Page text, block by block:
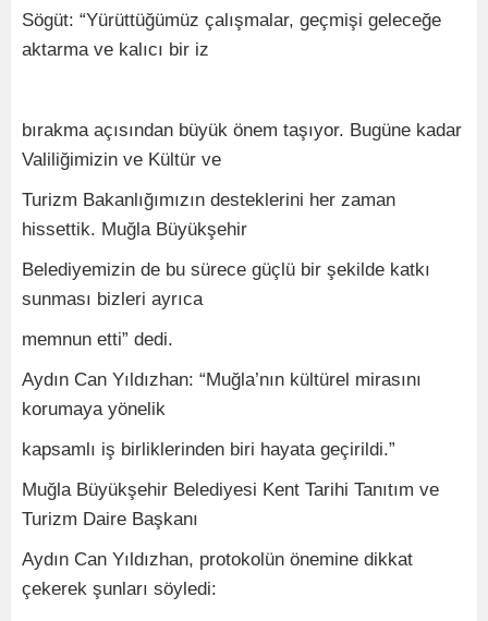
Sögüt: “Yürüttüğümüz çalışmalar, geçmişi geleceğe
aktarma ve kalıcı bir iz
bırakma açısından büyük önem taşıyor. Bugüne kadar
Valiliğimizin ve Kültür ve
Turizm Bakanlığımızın desteklerini her zaman
hissettik. Muğla Büyükşehir
Belediyemizin de bu sürece güçlü bir şekilde katkı
sunması bizleri ayrıca
memnun etti” dedi.
Aydın Can Yıldızhan: “Muğla’nın kültürel mirasını
korumaya yönelik
kapsamlı iş birliklerinden biri hayata geçirildi.”
Muğla Büyükşehir Belediyesi Kent Tarihi Tanıtım ve
Turizm Daire Başkanı
Aydın Can Yıldızhan, protokolün önemine dikkat
çekerek şunları söyledi: